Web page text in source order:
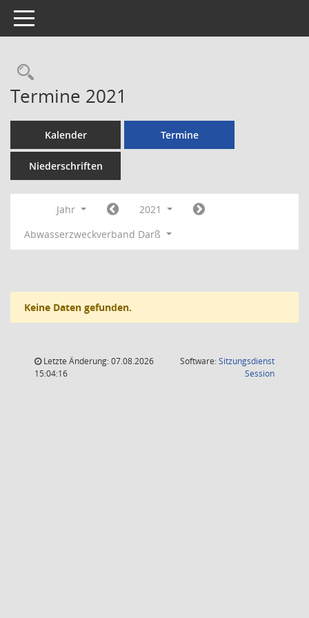
Toggle navigation
Rechercheauswahl
Termine 2021
Kalender Termine
Niederschriften
Jahr
2021
Abwasserzweckverband Darß
Keine Daten gefunden.
Letzte Änderung: 07.08.2026
15:04:16
Software:Sitzungsdienst
Session(Wird in